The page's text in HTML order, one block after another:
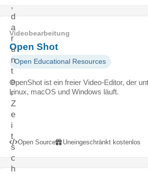
,
d
a
r
u
n
t
e
r
Z
e
i
t
s
c
h
Videobearbeitung
Open Shot
Open Educational Resources
OpenShot ist ein freier Video-Editor, der
Linux, macOS und Windows läuft.
Open Source Uneingeschränkt kostenlos